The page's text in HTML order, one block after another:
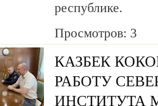
республике.
Просмотров: 3
КАЗБЕК
РАБОТУ
ИНСТИТУТА